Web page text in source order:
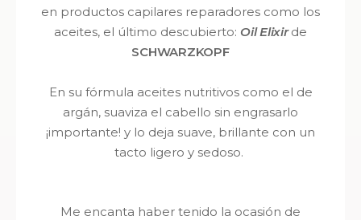
en productos capilares reparadores como los
aceites, el último descubierto: Oil Elixirde
SCHWARZKOPF
En su fórmula aceites nutritivos como el de
argán, suaviza el cabello sin engrasarlo
¡importante! y lo deja suave, brillante con un
tacto ligero y sedoso.
Me encanta haber tenido la ocasión de